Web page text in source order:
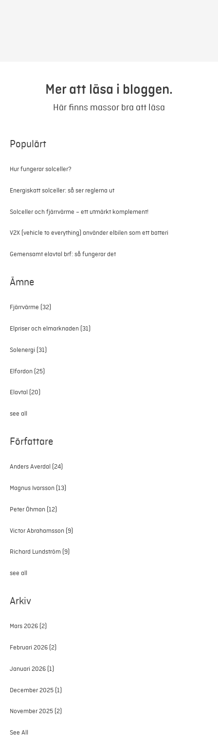
Mer att läsa i bloggen.
Här finns massor bra att läsa
Populärt
Hur fungerar solceller?
Energiskatt solceller: så ser reglerna ut
Solceller och fjärrvärme – ett utmärkt komplement!
V2X (vehicle to everything) använder elbilen som ett batteri
Gemensamt elavtal brf: så fungerar det
Ämne
Fjärrvärme (32)
Elpriser och elmarknaden (31)
Solenergi (31)
Elfordon (25)
Elavtal (20)
see all
Författare
Anders Averdal (24)
Magnus Ivarsson (13)
Peter Öhman (12)
Victor Abrahamsson (9)
Richard Lundström (9)
see all
Arkiv
Mars 2026 (2)
Februari 2026 (2)
Januari 2026 (1)
December 2025 (1)
November 2025 (2)
See All